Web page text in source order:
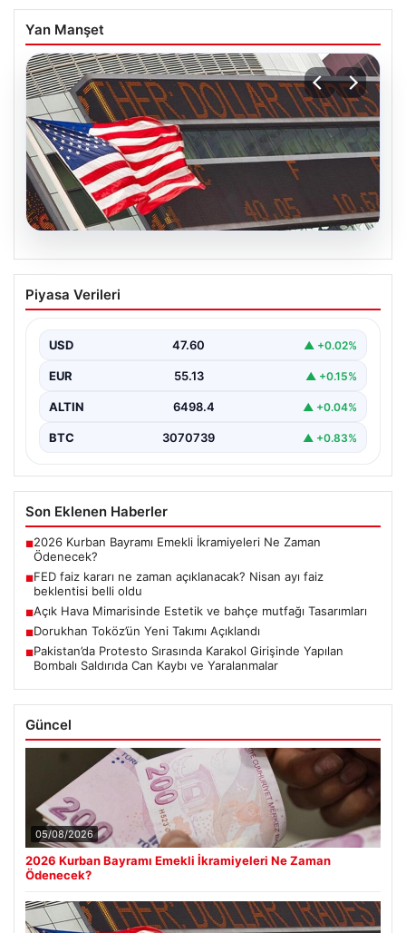
Yan Manşet
04.08.2026
FED faiz kararı ne zaman açıklanacak?
Nisan ayı faiz beklentisi belli oldu
Piyasa Verileri
USD 47.60 ▲ +0.02%
EUR 55.13 ▲ +0.15%
ALTIN 6498.4 ▲ +0.04%
BTC 3070739 ▲ +0.83%
Son Eklenen Haberler
■2026 Kurban Bayramı Emekli İkramiyeleri Ne Zaman
Ödenecek?
■FED faiz kararı ne zaman açıklanacak? Nisan ayı faiz
beklentisi belli oldu
■Açık Hava Mimarisinde Estetik ve bahçe mutfağı Tasarımları
■Dorukhan Toköz’ün Yeni Takımı Açıklandı
■Pakistan’da Protesto Sırasında Karakol Girişinde Yapılan
Bombalı Saldırıda Can Kaybı ve Yaralanmalar
Güncel
05/08/2026
2026 Kurban Bayramı Emekli İkramiyeleri Ne Zaman
Ödenecek?